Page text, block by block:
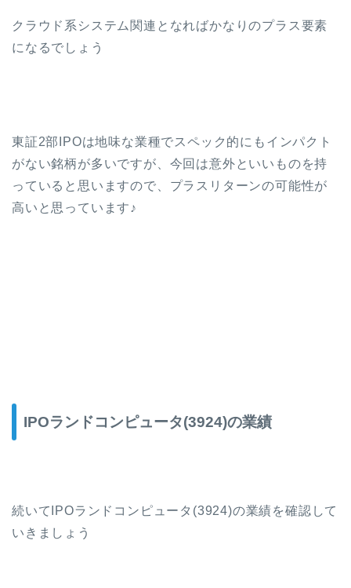
クラウド系システム関連となればかなりのプラス要素
になるでしょう
東証2部IPOは地味な業種でスペック的にもインパクト
がない銘柄が多いですが、今回は意外といいものを持
っていると思いますので、プラスリターンの可能性が
高いと思っています♪
IPOランドコンピュータ(3924)の業績
続いてIPOランドコンピュータ(3924)の業績を確認して
いきましょう